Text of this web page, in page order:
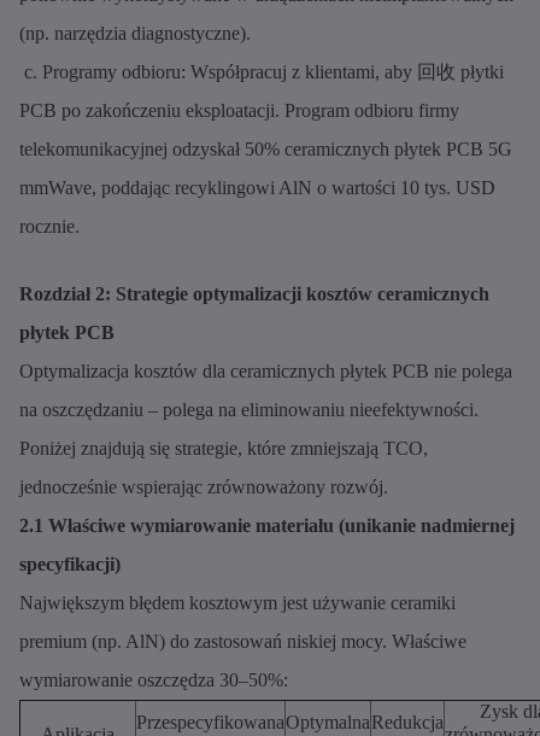
(np. narzędzia diagnostyczne).
c. Programy odbioru: Współpracuj z klientami, aby 回收 płytki
PCB po zakończeniu eksploatacji. Program odbioru firmy
telekomunikacyjnej odzyskał 50% ceramicznych płytek PCB 5G
mmWave, poddając recyklingowi AlN o wartości 10 tys. USD
rocznie.
Rozdział 2: Strategie optymalizacji kosztów ceramicznych
płytek PCB
Optymalizacja kosztów dla ceramicznych płytek PCB nie polega
na oszczędzaniu – polega na eliminowaniu nieefektywności.
Poniżej znajdują się strategie, które zmniejszają TCO,
jednocześnie wspierając zrównoważony rozwój.
2.1 Właściwe wymiarowanie materiału (unikanie nadmiernej
specyfikacji)
Największym błędem kosztowym jest używanie ceramiki
premium (np. AlN) do zastosowań niskiej mocy. Właściwe
wymiarowanie oszczędza 30–50%:
PrzespecyfikowanaOptymalnaRedukcja
Zysk